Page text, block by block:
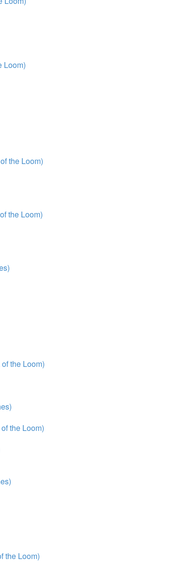
Loom)
the Loom)
the Loom)
the Loom)
the Loom)
the Loom)